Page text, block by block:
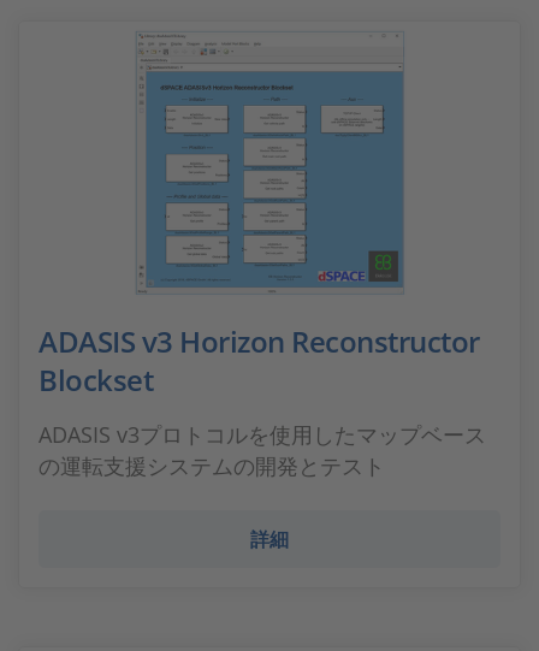
ADASIS v3 Horizon Reconstructor
Blockset
ADASIS v3プロトコルを使用したマップベース
の運転支援システムの開発とテスト
詳細